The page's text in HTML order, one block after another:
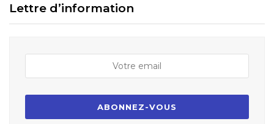
Lettre d’information